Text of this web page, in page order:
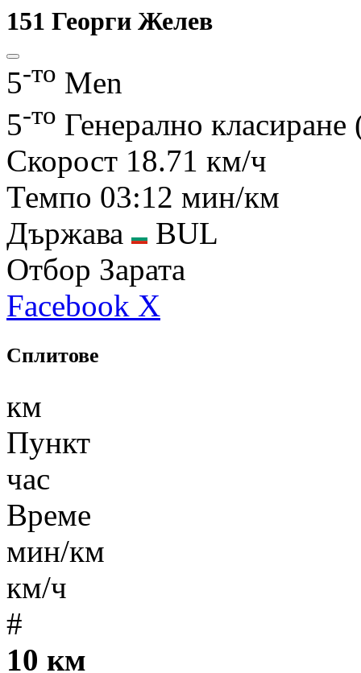
151 Георги Желев
5-то Men
5-то Генерално
Скорост 18.71 км/ч
Темпо 03:12 мин/км
Държава
BUL
Отбор Зарата
Facebook X
Сплитове
км
Пункт
час
Време
мин/км
км/ч
#
10 км